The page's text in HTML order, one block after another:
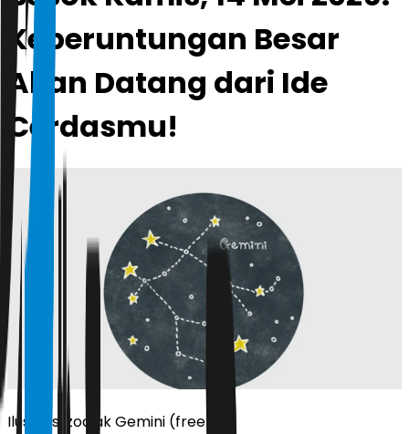
Keberuntungan Besar
Akan Datang dari Ide
Cerdasmu!
Ilustrasi zodiak Gemini (freepik)